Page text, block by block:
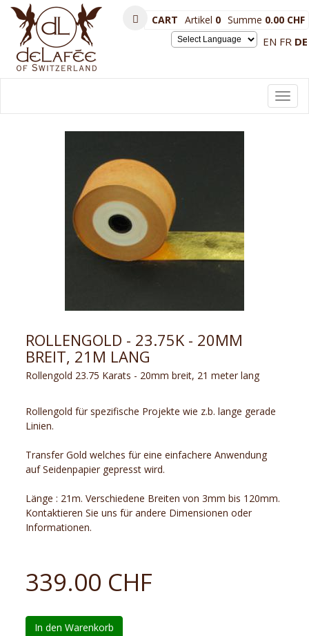
EN FR DE
CART Artikel 0 Summe 0.00 CHF
ROLLENGOLD - 23.75K - 20MM
BREIT, 21M LANG
Rollengold 23.75 Karats - 20mm breit, 21 meter lang
Rollengold für spezifische Projekte wie z.b. lange gerade
Linien.
Transfer Gold welches für eine einfachere Anwendung
auf Seidenpapier gepresst wird.
Länge : 21m. Verschiedene Breiten von 3mm bis 120mm.
Kontaktieren Sie uns für andere Dimensionen oder
Informationen.
339.00 CHF
In den Warenkorb